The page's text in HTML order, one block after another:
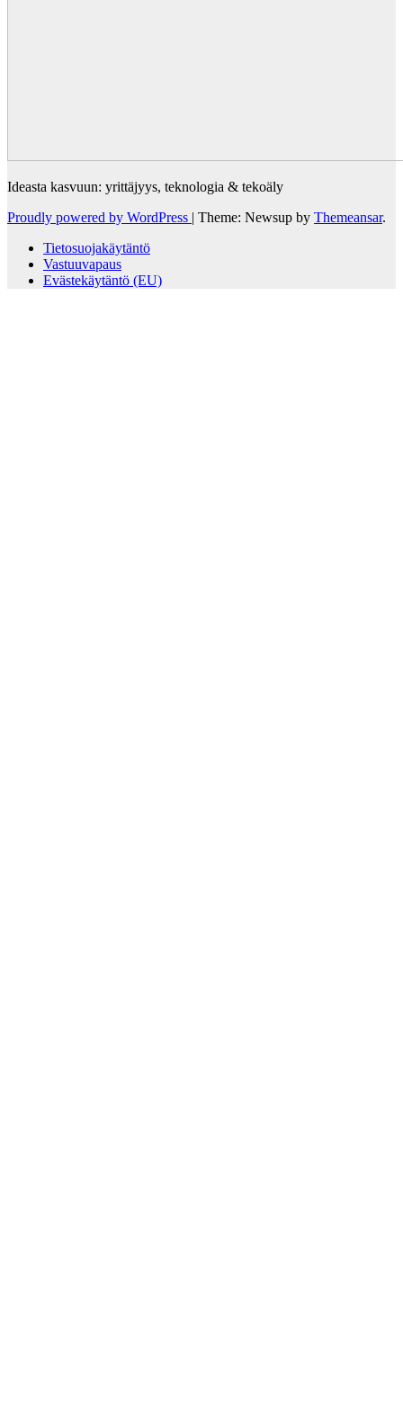
Ideasta kasvuun: yrittäjyys, teknologia & tekoäly
Proudly powered by WordPress | Theme: Newsup by Themeansar.
Tietosuojakäytäntö
Vastuuvapaus
Evästekäytäntö (EU)